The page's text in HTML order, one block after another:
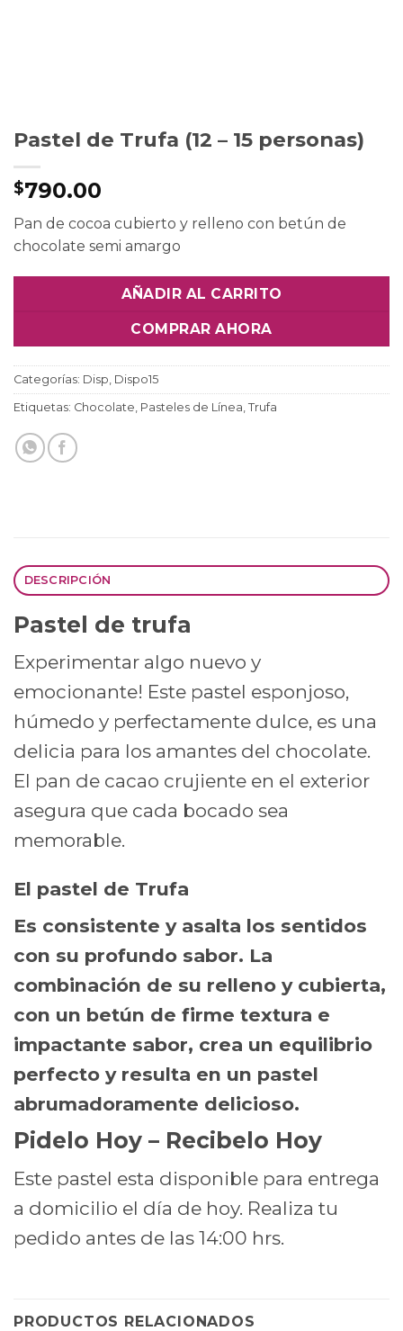
Pastel de Trufa (12 – 15 personas)
$790.00
Pan de cocoa cubierto y relleno con betún de
chocolate semi amargo
AÑADIR AL CARRITO
COMPRAR AHORA
Categorías: Disp Dispo15
Etiquetas: Chocolate Pasteles de Línea Trufa
DESCRIPCIÓN
Pastel de trufa
Experimentar algo nuevo y
emocionante! Este pastel esponjoso,
húmedo y perfectamente dulce, es una
delicia para los amantes del chocolate.
El pan de cacao crujiente en el exterior
asegura que cada bocado sea
memorable.
El pastel de Trufa
Es consistente y asalta los sentidos
con su profundo sabor. La
combinación de su relleno y cubierta,
con un betún de firme textura e
impactante sabor, crea un equilibrio
perfecto y resulta en un pastel
abrumadoramente delicioso.
Pidelo Hoy – Recibelo Hoy
Este pastel esta disponible para entrega
a domicilio el día de hoy. Realiza tu
pedido antes de las 14:00 hrs.
PRODUCTOS RELACIONADOS